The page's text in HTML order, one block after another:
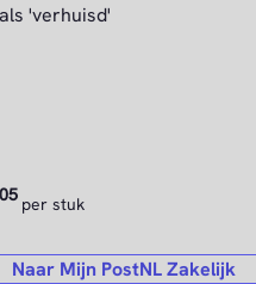
'verhuisd'
05 per stuk
Naar Mijn PostNL Zakelijk